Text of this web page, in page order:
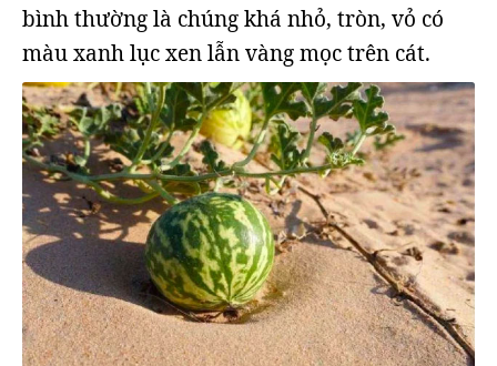
bình thường là chúng khá nhỏ, tròn, vỏ có
màu xanh lục xen lẫn vàng mọc trên cát.